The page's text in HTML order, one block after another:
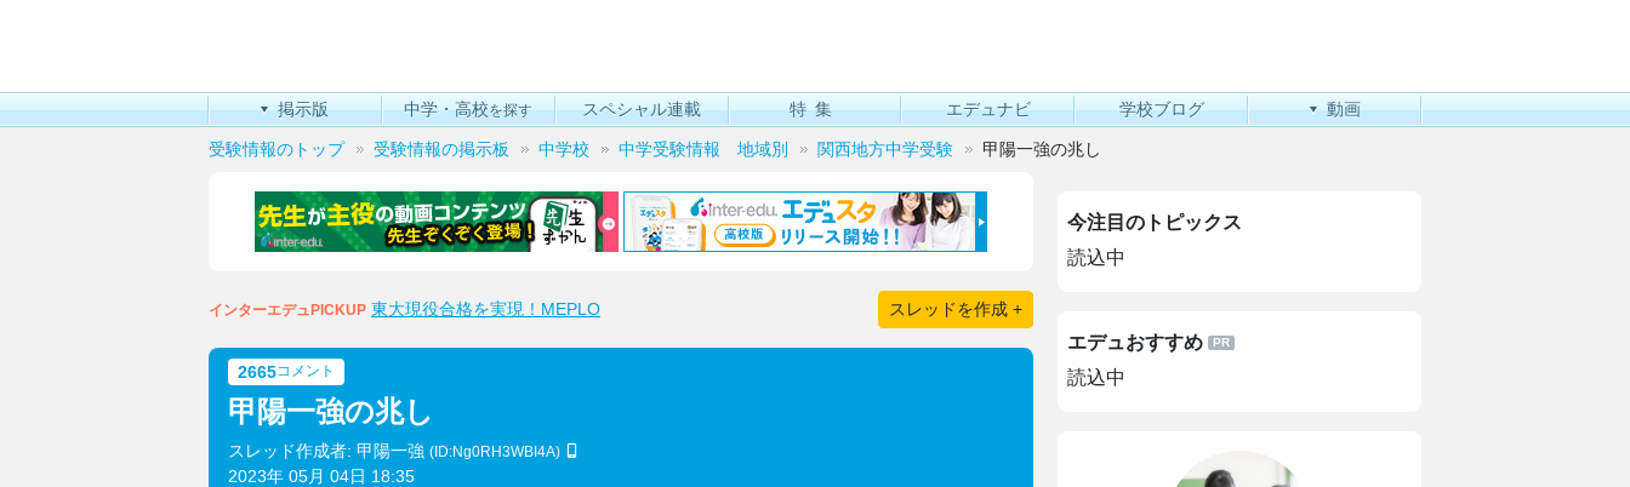
掲示版 中学・高校を探す スペシャル連載 特集 エデュナビ 学校ブログ 動画
受験情報のトップ 受験情報の掲示板 中学校 中学受験情報 地域別 関西地方中学受験 甲陽一強の兆し
インターエデュPICKUP 東大現役合格を実現！MEPLO スレッドを作成 +
2665コメント
甲陽一強の兆し
スレッド作成者: 甲陽一強 (ID:Ng0RH3WBI4A)
2023年 05月 04日 18:35
今注目のトピックス
読込中
エデュおすすめ
読込中